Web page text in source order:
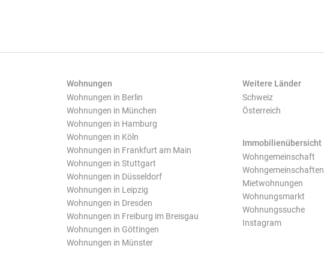
Wohnungen
Wohnungen in Berlin
Wohnungen in München
Wohnungen in Hamburg
Wohnungen in Köln
Wohnungen in Frankfurt am Main
Wohnungen in Stuttgart
Wohnungen in Düsseldorf
Wohnungen in Leipzig
Wohnungen in Dresden
Wohnungen in Freiburg im Breisgau
Wohnungen in Göttingen
Wohnungen in Münster
Weitere Länder
Schweiz
Österreich
Immobilienübersicht
Wohngemeinschaft
Wohngemeinschaften
Mietwohnungen
Wohnungsmarkt
Wohnungssuche
Instagram